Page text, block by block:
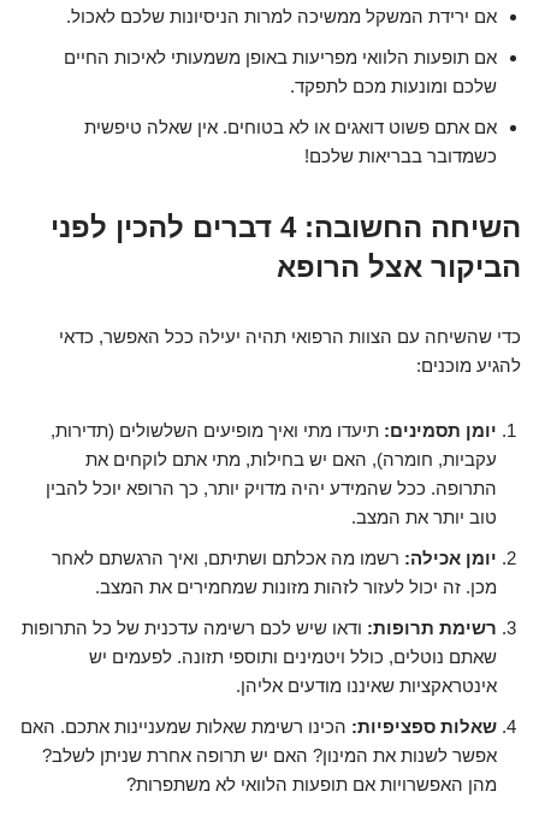
אם ירידת המשקל ממשיכה למרות הניסיונות שלכם לאכול.
אם תופעות הלוואי מפריעות באופן משמעותי לאיכות החיים
שלכם ומונעות מכם לתפקד.
אם אתם פשוט דואגים או לא בטוחים. אין שאלה טיפשית
כשמדובר בבריאות שלכם!
השיחה החשובה: 4 דברים להכין לפני
הביקור אצל הרופא
כדי שהשיחה עם הצוות הרפואי תהיה יעילה ככל האפשר, כדאי
להגיע מוכנים:
יומן תסמינים: תיעדו מתי ואיך מופיעים השלשולים (תדירות,
עקביות, חומרה), האם יש בחילות, מתי אתם לוקחים את
התרופה. ככל שהמידע יהיה מדויק יותר, כך הרופא יוכל להבין
טוב יותר את המצב.
יומן אכילה: רשמו מה אכלתם ושתיתם, ואיך הרגשתם לאחר
מכן. זה יכול לעזור לזהות מזונות שמחמירים את המצב.
רשימת תרופות: ודאו שיש לכם רשימה עדכנית של כל התרופות
שאתם נוטלים, כולל ויטמינים ותוספי תזונה. לפעמים יש
אינטראקציות שאיננו מודעים אליהן.
שאלות ספציפיות: הכינו רשימת שאלות שמעניינות אתכם. האם
אפשר לשנות את המינון? האם יש תרופה אחרת שניתן לשלב?
מהן האפשרויות אם תופעות הלוואי לא משתפרות?